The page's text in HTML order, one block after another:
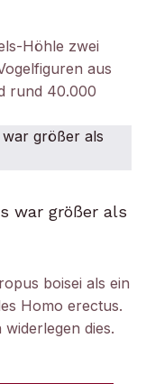
Höhle zwei
aus
rund 40.000
war größer als
boisei als ein
Homo erectus.
dies.